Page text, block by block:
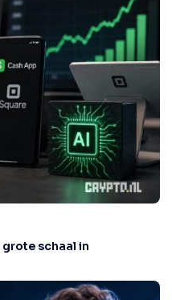
schaal in